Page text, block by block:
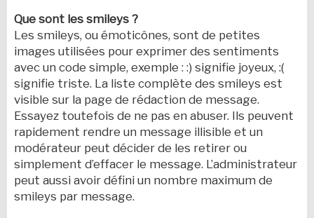
Que sont les smileys ?
Les smileys, ou émoticônes, sont de petites
images utilisées pour exprimer des sentiments
avec un code simple, exemple : :) signifie joyeux, :(
signifie triste. La liste complète des smileys est
visible sur la page de rédaction de message.
Essayez toutefois de ne pas en abuser. Ils peuvent
rapidement rendre un message illisible et un
modérateur peut décider de les retirer ou
simplement d’effacer le message. L’administrateur
peut aussi avoir défini un nombre maximum de
smileys par message.